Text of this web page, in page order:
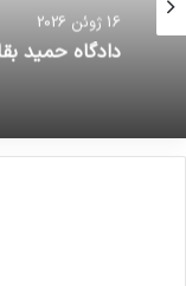
16 ژوئن 2026
تایمز اسرائیل